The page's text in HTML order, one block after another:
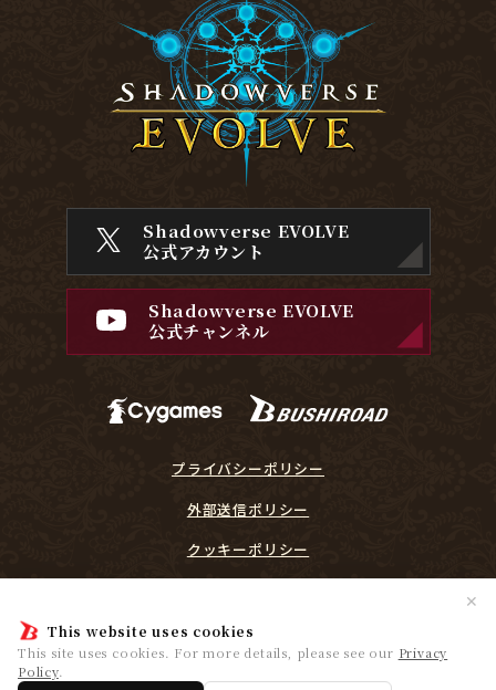
This website uses cookies
This site uses cookies. For more details, please see our Privacy
Policy.
✕
Shadowverse EVOLVE
公式アカウント
Shadowverse EVOLVE
公式チャンネル
プライバシーポリシー
外部送信ポリシー
クッキーポリシー
プレイヤーリスペクト宣言
© Cygames, Inc. ©Bushiroad